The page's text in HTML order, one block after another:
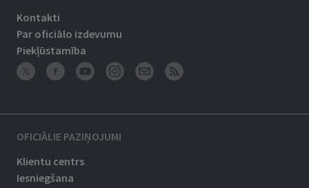
Kontakti
Par oficiālo izdevumu
Piekļūstamība
OFICIĀLIE PAZIŅOJUMI
Klientu centrs
Iesniegšana